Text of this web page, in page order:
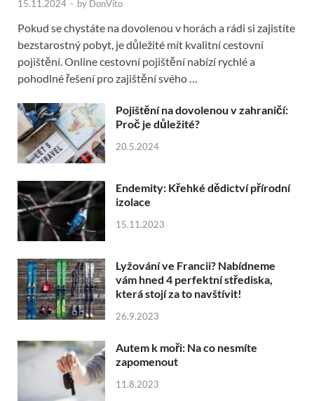
15.11.2024 - by DonVito
Pokud se chystáte na dovolenou v horách a rádi si zajistíte
bezstarostný pobyt, je důležité mít kvalitní cestovní
pojištění. Online cestovní pojištění nabízí rychlé a
pohodlné řešení pro zajištění svého …
Pojištění na dovolenou v zahraničí:
Proč je důležité?
20.5.2024
Endemity: Křehké dědictví přírodní
izolace
15.11.2023
Lyžování ve Francii? Nabídneme
vám hned 4 perfektní střediska,
která stojí za to navštívit!
26.9.2023
Autem k moři: Na co nesmíte
zapomenout
11.8.2023